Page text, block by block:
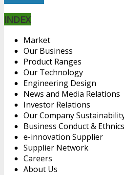
INDEX
Market
Our Business
Product Ranges
Our Technology
Engineering Design
News and Media Relations
Investor Relations
Our Company
Business Conduct & Ethnics
e-innovation Supplier
Supplier Network
Careers
About Us